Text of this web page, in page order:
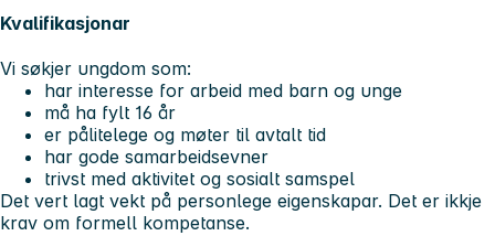
Kvalifikasjonar
Vi søkjer ungdom som:
har interesse for arbeid med barn og unge
må ha fylt 16 år
er pålitelege og møter til avtalt tid
har gode samarbeidsevner
trivst med aktivitet og sosialt samspel
Det vert lagt vekt på personlege eigenskapar. Det er ikkje
krav om formell kompetanse.